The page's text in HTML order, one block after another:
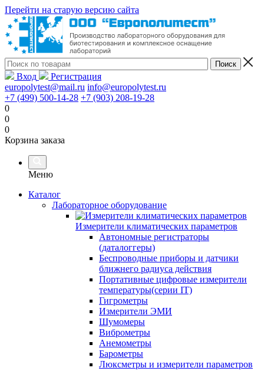
Перейти на старую версию сайта
Вход
Регистрация
europolytest@mail.ru info@europolytest.ru
+7 (499) 500-14-28 +7 (903) 208-19-28
0
0
0
Корзина заказа
Меню
Каталог
Лабораторное оборудование
Измерители климатических параметров
Автономные регистраторы
(даталоггеры)
Беспроводные приборы и датчики
ближнего радиуса действия
Портативные цифровые измерители
температуры(серии IT)
Гигрометры
Измерители ЭМИ
Шумомеры
Виброметры
Анемометры
Барометры
Люксметры и измерители параметров